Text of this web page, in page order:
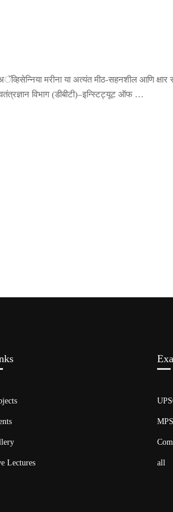
मरीना या अत्यंत मीठ-सहनशील आणि क्षार
विभाग (डीबीटी)–इन्स्टिट्यूट ऑफ …
Lectures all